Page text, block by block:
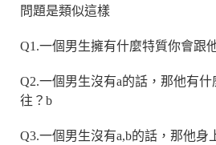
問題是類似這樣
Q1.一個男生擁有什麼特質你會跟
Q2.一個男生沒有a的話，那他有
往？b
Q3.一個男生沒有a,b的話，那他身